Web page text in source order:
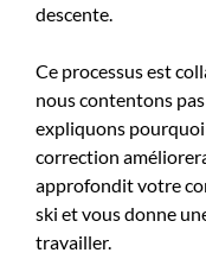
descente.
Ce processus est
nous contentons
expliquons
correction
approfondit votre
ski et vous donne
travailler.